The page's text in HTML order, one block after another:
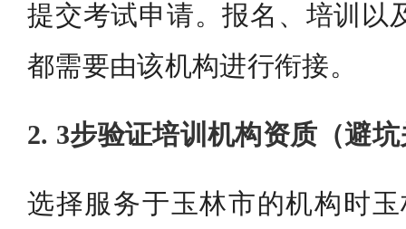
提交考试申请。报名、培训以
都需要由该机构进行衔接。
2. 3步验证培训机构资质（避
选择服务于玉林市的机构时